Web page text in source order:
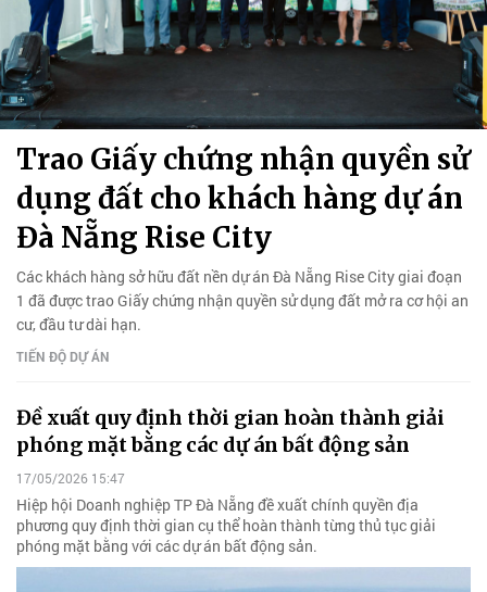
Trao Giấy chứng nhận quyền sử
dụng đất cho khách hàng dự án
Đà Nẵng Rise City
Các khách hàng sở hữu đất nền dự án Đà Nẵng Rise City giai đoạn
1 đã được trao Giấy chứng nhận quyền sử dụng đất mở ra cơ hội an
cư, đầu tư dài hạn.
TIẾN ĐỘ DỰ ÁN
Đề xuất quy định thời gian hoàn thành giải
phóng mặt bằng các dự án bất động sản
17/05/2026 15:47
Hiệp hội Doanh nghiệp TP Đà Nẵng đề xuất chính quyền địa
phương quy định thời gian cụ thể hoàn thành từng thủ tục giải
phóng mặt bằng với các dự án bất động sản.